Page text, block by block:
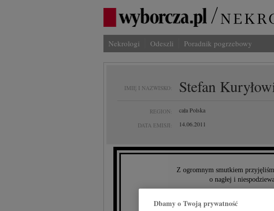
Nekrologi Odeszli Poradnik pogrzebowy
IMIĘ I NAZWISKO: Stefan
REGION: cała Polska
DATA EMISJI: 14.06.2011
Z ogromnym smutkiem
o nagłej i
profesora
Dbamy o Twoją prywatność